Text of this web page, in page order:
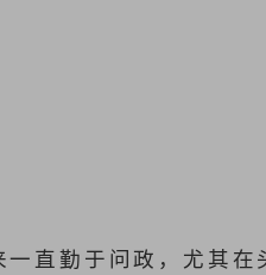
直勤于问政，尤其在